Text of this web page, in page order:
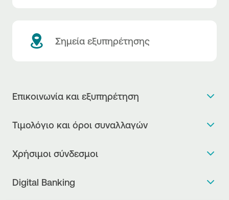
Σημεία εξυπηρέτησης
Επικοινωνία και εξυπηρέτηση
Η νέα Ψηφιακή Εποχή στις συναλλαγές, έφτασε!
Officer
Τιμολόγιο και όροι συναλλαγών
Δελτίο πληροφόρησης περί τελών
Χρήσιμοι σύνδεσμοι
Digital Banking